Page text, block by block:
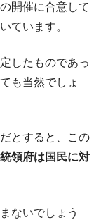
開催に合意して
ています。
したものであっ
も当然でしょ
だとすると、この
領府は国民に対
ないでしょう